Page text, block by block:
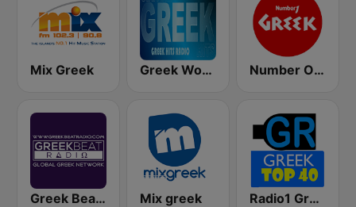
Mix Greek Greek World Radio Number One Greek
Greek Beat Radio (GreekBeat) Mix greek Radio1 Greek Top 40